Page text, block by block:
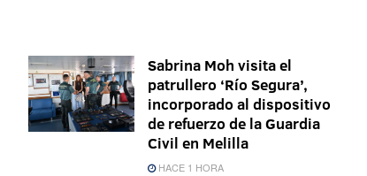
Sabrina Moh visita el
patrullero ‘Río Segura’,
incorporado al dispositivo
de refuerzo de la Guardia
Civil en Melilla
HACE 1 HORA